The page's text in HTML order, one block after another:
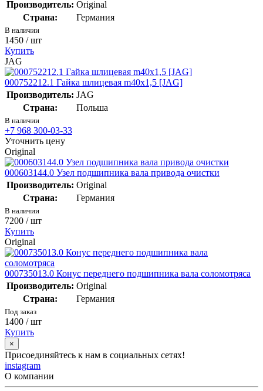
Производитель: Original
Страна:
Германия
В наличии
1450 / шт
Купить
JAG
000752212.1 Гайка шлицевая m40x1,5 [JAG]
Производитель: JAG
Страна:
Польша
В наличии
+7 968 300-03-33
Уточнить цену
Original
000603144.0 Узел подшипника вала привода очистки
Производитель: Original
Страна:
Германия
В наличии
7200 / шт
Купить
Original
000735013.0 Конус переднего подшипника вала соломотряса
Производитель: Original
Страна:
Германия
Под заказ
1400 / шт
Купить
×
Присоединяйтесь к нам в социальных сетях!
instagram
О компании